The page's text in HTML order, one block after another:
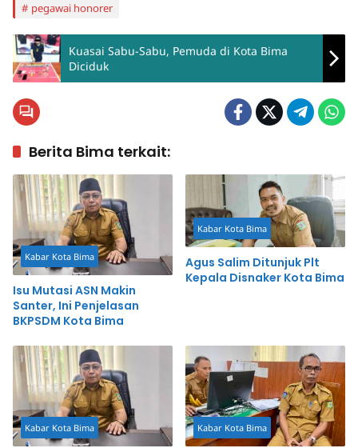
pegawai honorer
Kuasai Sabu-Sabu, Pemuda di Kota Bima
Diciduk
Berita Bima terkait:
Kabar Kota Bima
Isu Mutasi ASN Makin
Santer, Ini Penjelasan
BKPSDM Kota Bima
Kabar Kota Bima
Agus Salim Ditunjuk Plt
Kepala Disnaker Kota Bima
Kabar Kota Bima Kabar Kota Bima